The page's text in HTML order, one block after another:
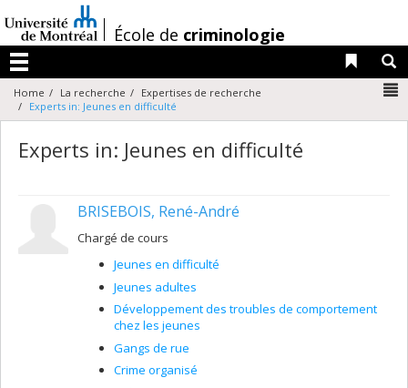
au
contenu
/École de criminologie
Menu
Liens
Home La recherche
Expertises de recherche
Experts in: Jeunes en difficulté
Experts in: Jeunes en difficulté
BRISEBOIS, René-André
Chargé de cours
Jeunes en difficulté
Jeunes adultes
Développement des troubles de comportement
chez les jeunes
Gangs de rue
Crime organisé